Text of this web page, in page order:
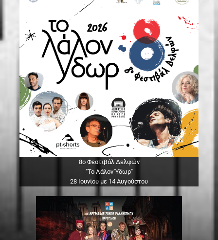
8ο Φεστιβάλ Δελφών
"Το Λάλον Ύδωρ"
28 Ιουνίου με 14 Αυγούστου